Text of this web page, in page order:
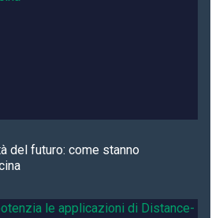
del futuro: come stanno